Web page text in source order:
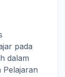
pada
dalam